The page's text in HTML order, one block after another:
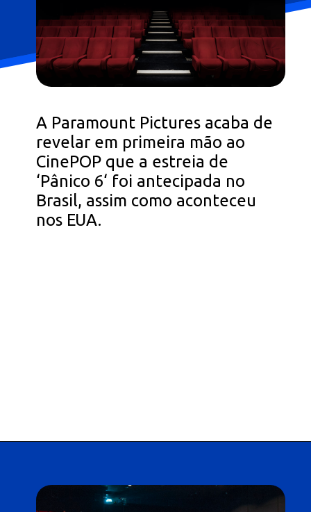
A Paramount Pictures acaba de
revelar em primeira mão ao
CinePOP que a estreia de
‘Pânico 6‘ foi antecipada no
Brasil, assim como aconteceu
nos EUA.